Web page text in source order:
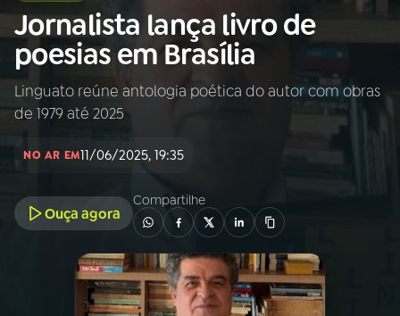
Buscar
na
Rádio
Nacional
Buscar
PROGRAMAÇÃO
Jornalista lança livro de
poesias em Brasília
Linguato reúne antologia poética do autor com obras
de 1979 até 2025
NO AR EM11/06/2025, 19:35
Ouça agora
Compartilhe